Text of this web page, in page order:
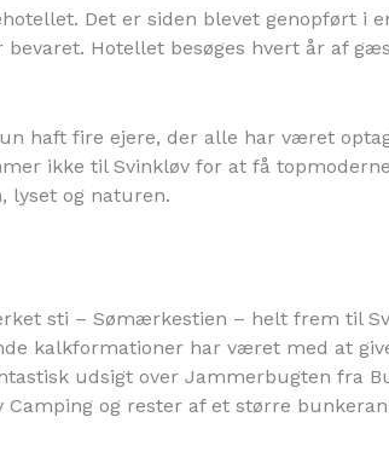
Det er siden blevet genopført i
Hotellet besøges hvert år af
haft fire ejere, der alle har været
ikke til Svinkløv for at få
lyset og naturen.
sti – Sømærkestien – helt frem til
kalkformationer har været med at
udsigt over Jammerbugten fra
Camping og rester af et større